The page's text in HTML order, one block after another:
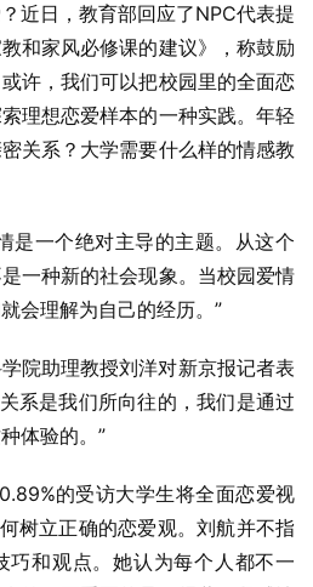
近日，教育部回应了NPC代表提
和家风必修课的建议》，称鼓励
许，我们可以把校园里的全面恋
理想恋爱样本的一种实践。年轻
关系？大学需要什么样的情感教
是一个绝对主导的主题。从这个
一种新的社会现象。当校园爱情
会理解为自己的经历。”
院助理教授刘洋对新京报记者表
系是我们所向往的，我们是通过
体验的。”
的受访大学生将全面恋爱视
树立正确的恋爱观。刘航并不指
巧和观点。她认为每个人都不一